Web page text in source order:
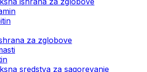
za zglobove
sredstva za sagorevanje